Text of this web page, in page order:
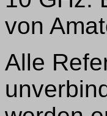
von
Alle